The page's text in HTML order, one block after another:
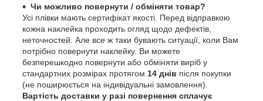
Чи можливо повернути / обміняти товар?
Усі плівки мають сертифікат якості. Перед відправкою
кожна наклейка проходить огляд щодо дефектів,
неточностей. Але все ж таки бувають ситуації, коли Вам
потрібно повернути наклейку. Ви можете
безперешкодно повернути або обміняти виріб у
стандартних розмірах протягом 14 днів після покупки
(не поширюється на індивідуальні замовлення).
Вартість доставки у разі повернення сплачує